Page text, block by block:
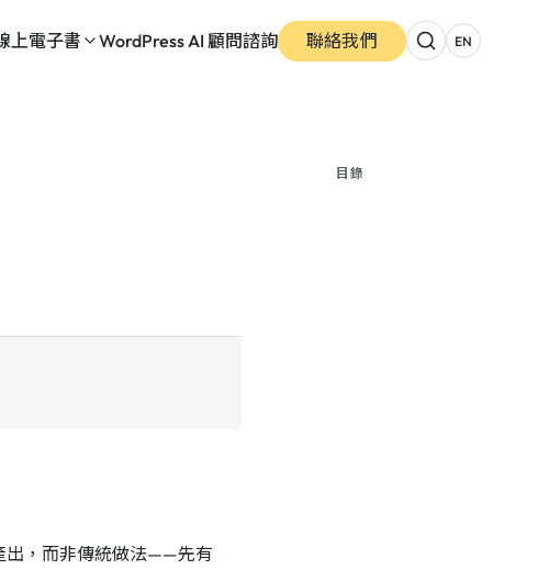
上電子書 WordPress AI 顧問諮詢 聯絡我們 EN
出，而非傳統做法——先有
目錄